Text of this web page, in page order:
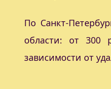
По Санкт-
области: от 300
зависимости от